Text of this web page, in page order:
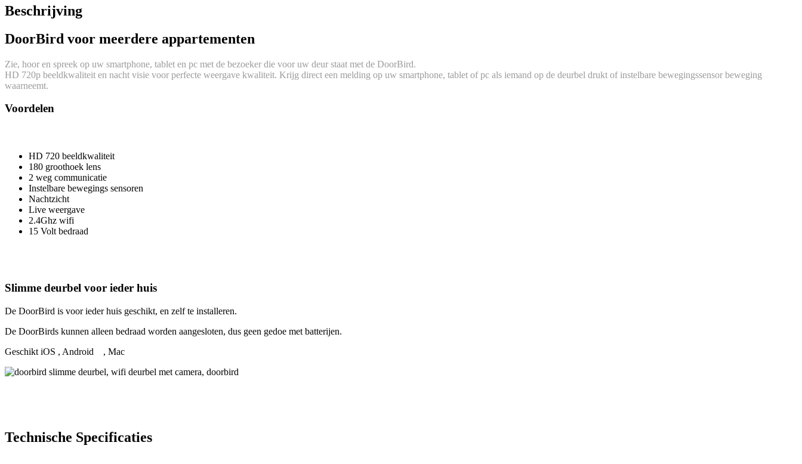
Beschrijving
DoorBird voor meerdere appartementen
Zie, hoor en spreek op uw smartphone, tablet en pc met de bezoeker die voor uw deur staat met de DoorBird.
HD 720p beeldkwaliteit en nacht visie voor perfecte weergave kwaliteit. Krijg direct een melding op uw smartphone, tablet of pc als iemand op de deurbel drukt of instelbare bewegingssensor beweging
waarneemt.
Voordelen
HD 720 beeldkwaliteit
180 groothoek lens
2 weg communicatie
Instelbare bewegings sensoren
Nachtzicht
Live weergave
2.4Ghz wifi
15 Volt bedraad
Slimme deurbel voor ieder huis
De DoorBird is voor ieder huis geschikt, en zelf te installeren.
De DoorBirds kunnen alleen bedraad worden aangesloten, dus geen gedoe met batterijen.
Geschikt iOS , Android , Mac
Technische Specificaties